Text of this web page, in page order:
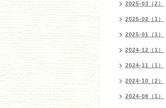
2025-03（2）
2025-02（1）
2025-01（1）
2024-12（1）
2024-11（1）
2024-10（2）
2024-08（1）